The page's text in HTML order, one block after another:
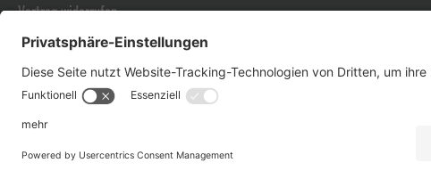
Vertrag widerrufen